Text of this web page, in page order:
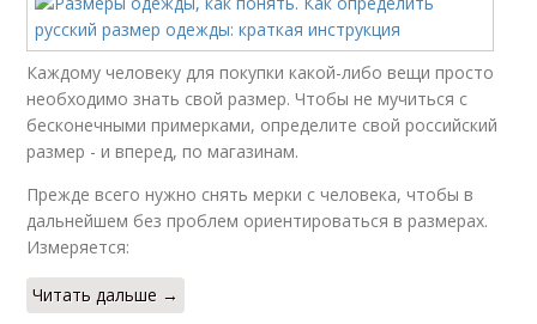
Каждому человеку для покупки какой-либо вещи просто
необходимо знать свой размер. Чтобы не мучиться с
бесконечными примерками, определите свой российский
размер - и вперед, по магазинам.
Прежде всего нужно снять мерки с человека, чтобы в
дальнейшем без проблем ориентироваться в размерах.
Измеряется:
Читать дальше →